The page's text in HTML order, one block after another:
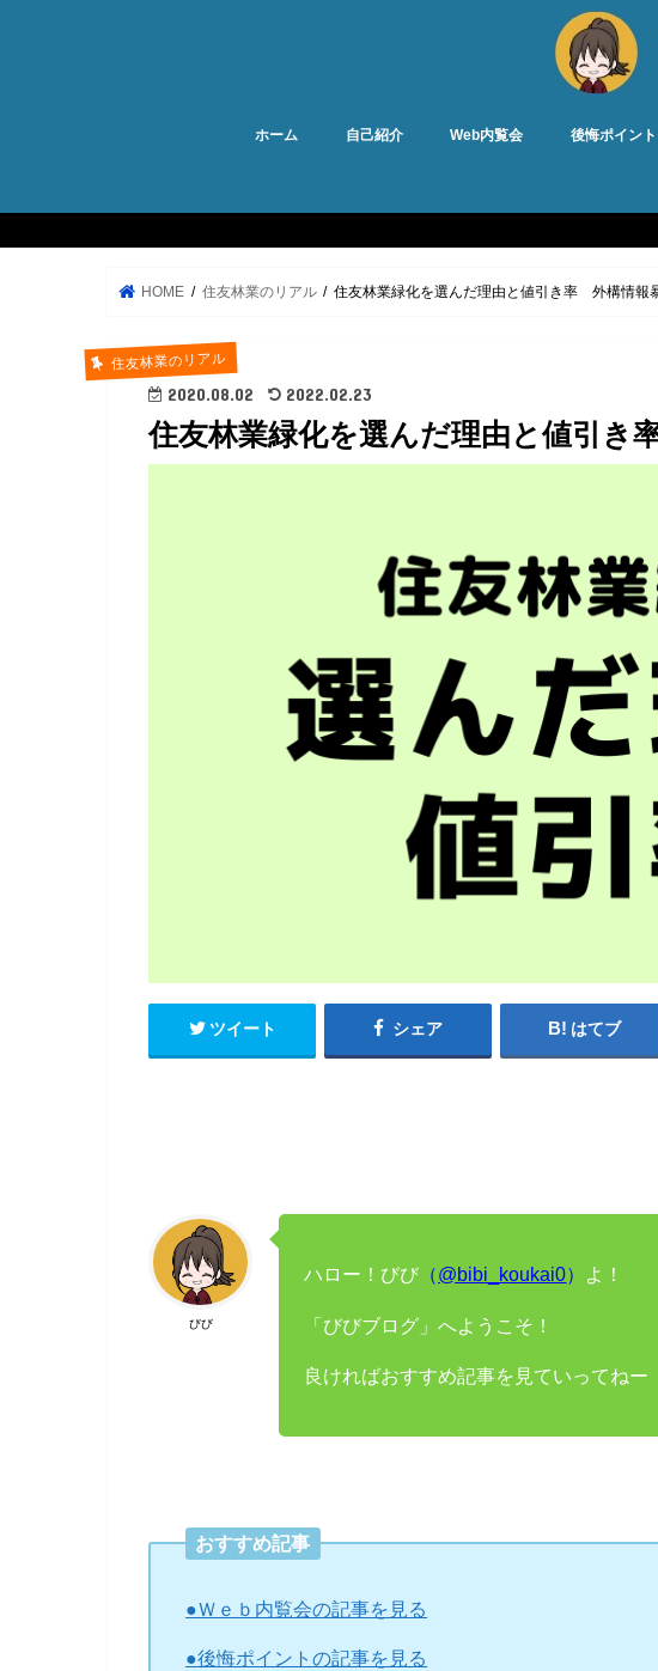
ホーム 自己紹介 Web内覧会 後悔ポイント
HOME 住友林業のリアル 住友林業緑化を選んだ理由と値引き率 外構情報
住友林業のリアル
2020.08.02 2022.02.23
住友林業緑化を選んだ理由と値引き
ツイート シェア はてブ
びび
ハロー！びび （@bibi_koukai0） よ！
「びびブログ」へようこそ！
良ければおすすめ記事を見ていってねー
おすすめ記事
●Ｗｅｂ内覧会の記事を見る
●後悔ポイントの記事を見る